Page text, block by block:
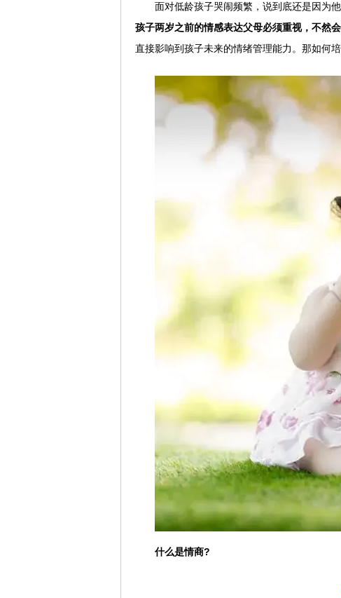
面对低龄孩子哭闹频繁，说到底还是因为
孩子两岁之前的情感表达父母必须重视，不然会
直接影响到孩子未来的情绪管理能力。那如何
什么是情商?